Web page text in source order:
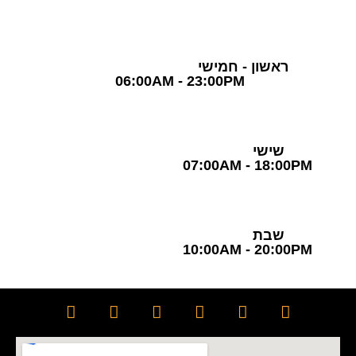
ראשון - חמישי
שישי
07:00AM - 18:00PM
שבת
10:00AM - 20:00PM